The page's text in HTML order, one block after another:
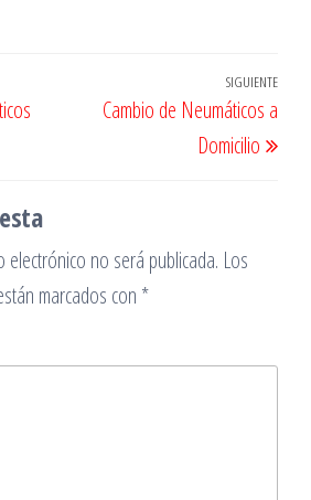
SIGUIENTE
Cambio de Neumáticos a
Domicilio
electrónico no será publicada. Los
marcados con *